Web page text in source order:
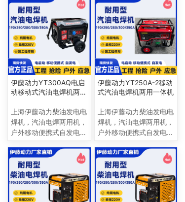
电流多，规格全，焊接范
围广 上海嘉定区昌吉路
订购电话：
18621004881
电流多，规格全，焊接范
围广 上海嘉定区昌吉路
订购电话：
18621004881
伊藤动力YT300AQ电启
动移动式汽油电焊机两用
上海伊藤动力柴油发电电
焊机，汽油电焊两用机，
户外移动便携式自发电电
280A 300A 350A 400A
电流多，规格全，焊接范
围广 上海嘉定区昌吉路
订购电话：
18621004881
伊藤动力YT250A-2移动
式汽油电焊机两用一体机
上海伊藤动力柴油发电电
焊机，汽油电焊两用机，
户外移动便携式自发电电
280A 300A 350A 400A
电流多，规格全，焊接范
围广 上海嘉定区昌吉路
订购电话：
18621004881